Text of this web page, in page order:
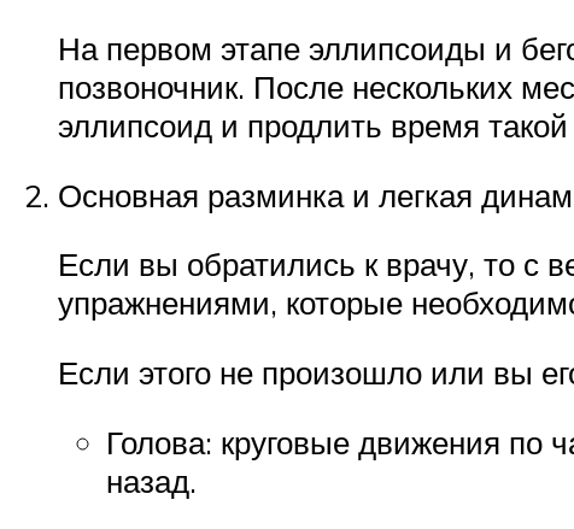
На первом этапе эллипсоиды и
позвоночник. После нескольких
эллипсоид и продлить время
Основная разминка и легкая
Если вы обратились к врачу, то с
упражнениями, которые
Если этого не произошло или вы
Голова: круговые движения по
назад.